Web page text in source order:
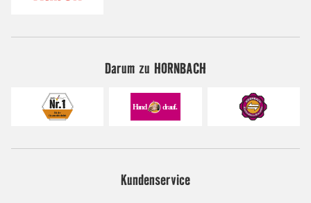
Darum zu HORNBACH
Kundenservice